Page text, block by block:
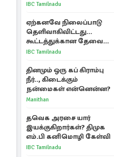
IBC Tamilnadu
ஏற்கனவே நிலைப்பாடு
தெளிவாகிவிட்டது...
கூட்டத்துக்கான தேவை
என்ன? - கனிமொழி
IBC Tamilnadu
தினமும் ஒரு கப் கிராம்பு
நீர்.., கிடைக்கும்
நன்மைகள் என்னென்ன?
Manithan
தவெக அரசை யார்
இயக்குகிறார்கள்? திமுக
எம்.பி கனிமொழி கேள்வி
IBC Tamilnadu